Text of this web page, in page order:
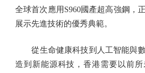
全球首次應用S960國產超高強鋼，
展示先進技術的優秀典範。
從生命健康科技到人工智能與數
造到新能源科技，香港需要以前